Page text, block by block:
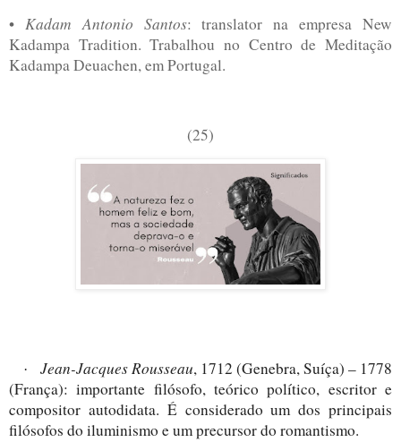
• Kadam Antonio Santos: translator na empresa New
Kadampa Tradition. Trabalhou no Centro de Meditação
Kadampa Deuachen, em Portugal.
(25)
Jean-Jacques Rousseau, 1712 (Genebra, Suíça) – 1778
(França): importante filósofo, teórico político, escritor e
compositor autodidata. É considerado um dos principais
filósofos do iluminismo e um precursor do romantismo.